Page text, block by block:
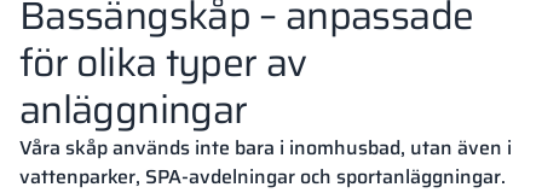
Bassängskåp – anpassade
för olika typer av
anläggningar
Våra skåp används inte bara i inomhusbad, utan även i
vattenparker, SPA-avdelningar och sportanläggningar.